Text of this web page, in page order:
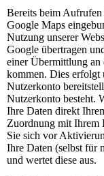
Bereits beim
Google Maps
Nutzung unserer
Google übertragen
einer Übermittlung
kommen. Dies erfolgt
Nutzerkonto
Nutzerkonto besteht.
Ihre Daten direkt
Zuordnung mit Ihrem
Sie sich vor
Ihre Daten (selbst für
und wertet diese aus.